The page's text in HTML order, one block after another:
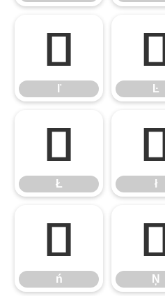
ľ
ľ Ŀ
Ł
Ł ł
ń
ń Ņ